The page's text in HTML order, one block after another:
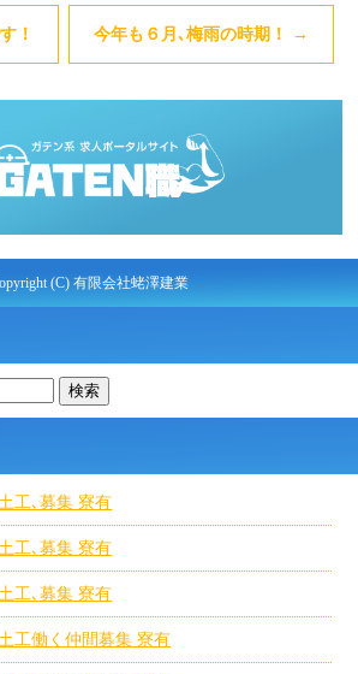
！ 今年も６月､梅雨の時期！ →
(C) 有限会社蛯澤建業
工､募集 寮有
工､募集 寮有
工､募集 寮有
工働く仲間募集 寮有